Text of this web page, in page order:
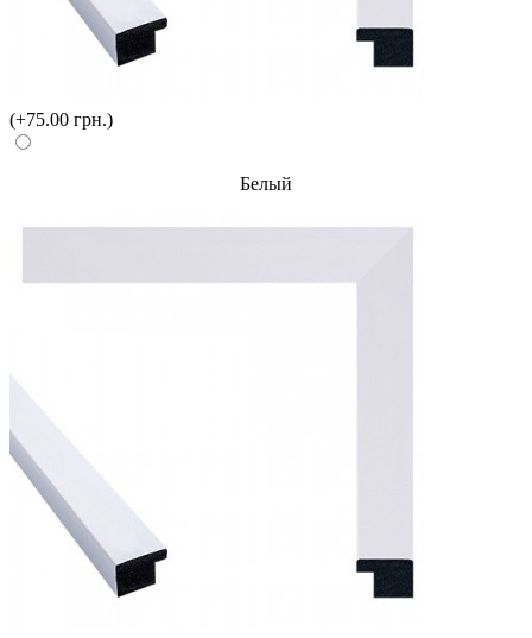
(+75.00 грн.)
Белый